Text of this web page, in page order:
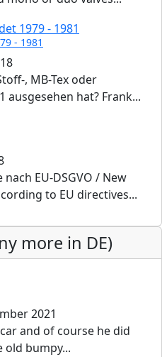
- 1981
, MB-Tex oder
ausgesehen hat? Frank...
EU-DSGVO / New
to EU directives...
more in DE)
2021
and of course he did
old bumpy...